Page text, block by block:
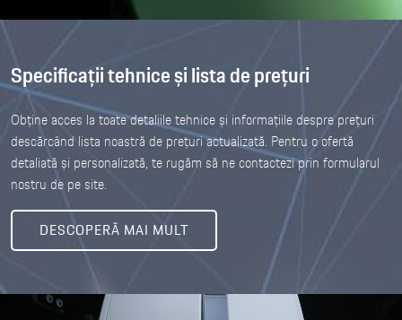
Specificații tehnice și lista de prețuri
Obține acces la toate detaliile tehnice și informațiile despre prețuri
descărcând lista noastră de prețuri actualizată. Pentru o ofertă
detaliată și personalizată, te rugăm să ne contactezi prin formularul
nostru de pe site.
DESCOPERĂ MAI MULT